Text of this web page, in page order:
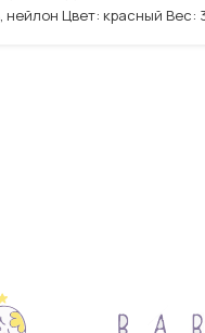
Цвет: красный Вес: